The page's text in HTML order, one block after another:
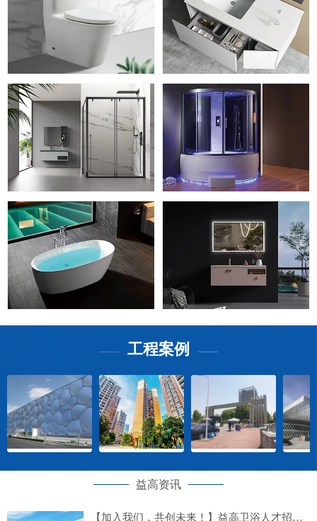
—— 工程案例 ——
益高资讯
【加入我们，共创未来！】益高卫浴人才招募计划正式启动